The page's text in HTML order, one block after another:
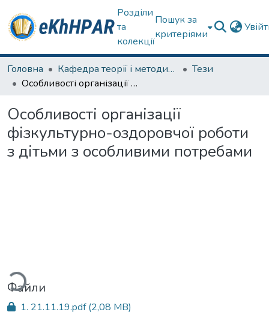
Розділи
та
колекції
Пошук за
критеріями
Головна Кафедра теорії і методики фізичного виховання
Тези
Особливості організації фізкультурно-оздоровчої роботи з дітьми з особливими потребами
Особливості організації
фізкультурно-оздоровчої роботи
з дітьми з особливими потребами
Файли
1. 21.11.19.pdf(2,08 MB)